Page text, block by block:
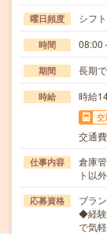
曜日頻度 シフ
時間 08:00
期間 長期
時給 時給
交
交通
仕事内容
倉庫
ト以
応募資格
ブラ
◆経験
で気